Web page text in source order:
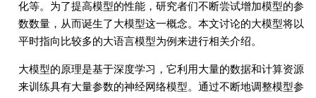
化等。为了提高模型的性能，研究者们不断尝试增加模型的参
数数量，从而诞生了大模型这一概念。本文讨论的大模型将以
平时指向比较多的大语言模型为例来进行相关介绍。
大模型的原理是基于深度学习，它利用大量的数据和计算资源
来训练具有大量参数的神经网络模型。通过不断地调整模型参